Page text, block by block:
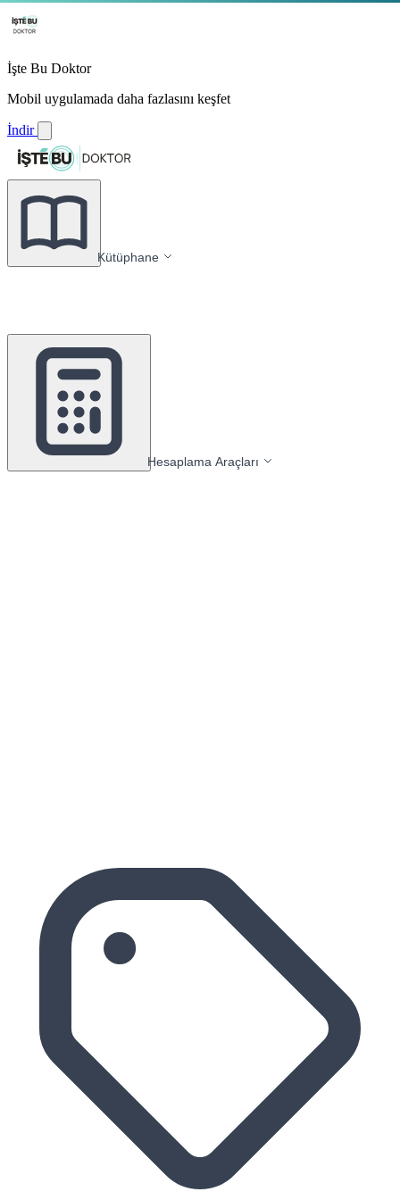
İşte Bu Doktor
Mobil uygulamada daha fazlasını keşfet
İndir
Kütüphane
Hesaplama Araçları